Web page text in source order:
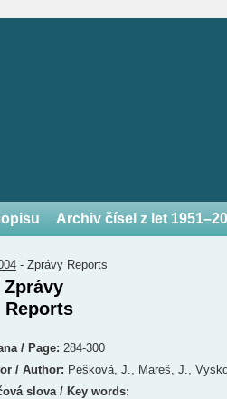
Archiv čísel z let
- Zprávy Reports
Zprávy
Reports
/ Page: 284-300
/ Author: Pešková, J., Mareš, J.,
slova / Key words: